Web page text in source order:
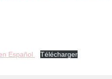
Español Télécharger